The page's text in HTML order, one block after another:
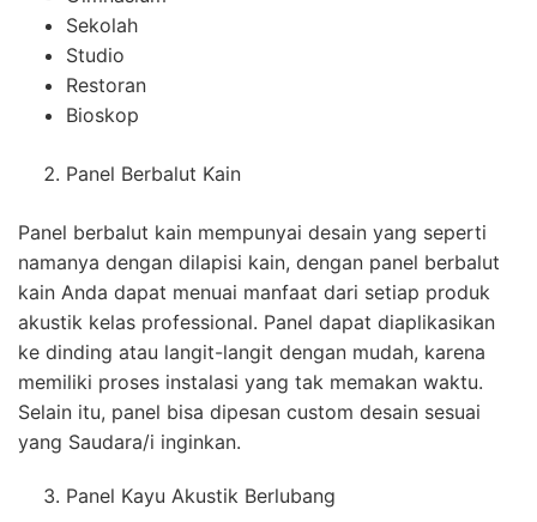
Sekolah
Studio
Restoran
Bioskop
Panel Berbalut Kain
Panel berbalut kain mempunyai desain yang seperti
namanya dengan dilapisi kain, dengan panel berbalut
kain Anda dapat menuai manfaat dari setiap produk
akustik kelas professional. Panel dapat diaplikasikan
ke dinding atau langit-langit dengan mudah, karena
memiliki proses instalasi yang tak memakan waktu.
Selain itu, panel bisa dipesan custom desain sesuai
yang Saudara/i inginkan.
Panel Kayu Akustik Berlubang